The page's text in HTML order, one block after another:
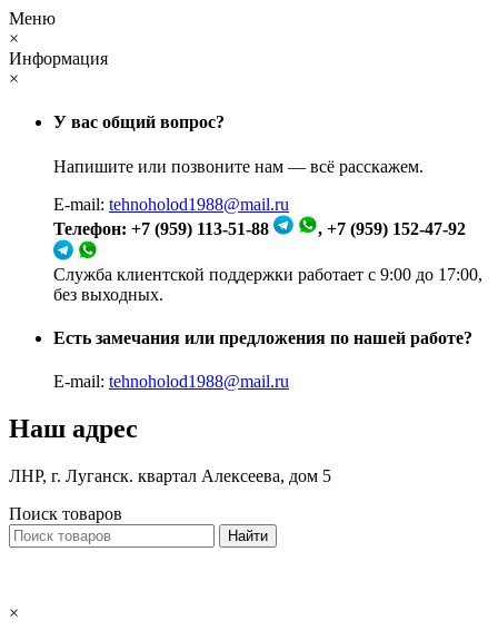
Меню
×
Информация
×
У вас общий вопрос?
Напишите или позвоните нам — всё расскажем.
E-mail: tehnoholod1988@mail.ru
Телефон: +7 (959) 113-51-88
, +7 (959) 152-47-92
Служба клиентской поддержки работает с 9:00 до 17:00,
без выходных.
Есть замечания или предложения по нашей работе?
E-mail: tehnoholod1988@mail.ru
Наш адрес
ЛНР, г. Луганск. квартал Алексеева, дом 5
Поиск товаров
×